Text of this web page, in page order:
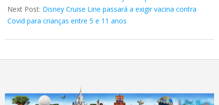
12
Next Post: Disney Cruise Line passará a exigir vacina contra
Covid para crianças entre 5 e 11 anos